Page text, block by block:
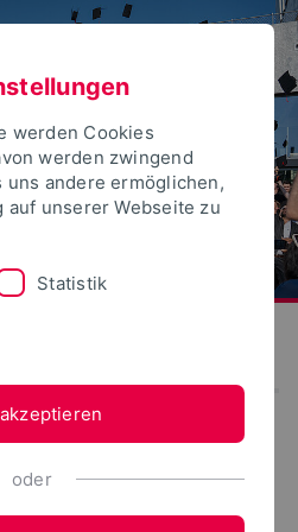
Ostwestfalen-Lippe
werden Cookies
werden zwingend
andere ermöglichen,
unserer Webseite zu
Statistik
oder